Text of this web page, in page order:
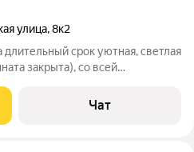
улица,8к2
срок уютная, светлая
закрыта), со всей
площадь. Высокий
Чат